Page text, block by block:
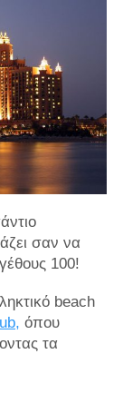
σαν να
100!
beach
όπου
τα